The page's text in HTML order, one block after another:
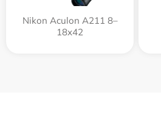
Nikon Aculon A211 8–
18x42